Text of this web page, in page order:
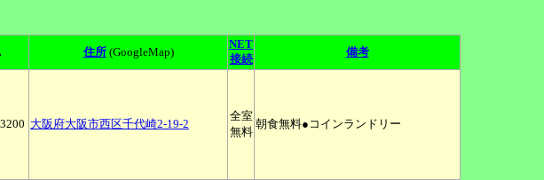
住所(GoogleMap)
NET
接続
備考
大阪府大阪市西区千代崎2-19-2
全室
無料
朝食無料●コインランドリー